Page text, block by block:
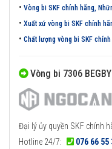
• Vòng bi SKF chính hãng,
• Xuất xứ vòng bi SKF chính
• Chất lượng vòng bi SKF chính
Vòng bi 7306
Đại lý ủy quyền SKF chính
Hotline 24/7:
076 66 55